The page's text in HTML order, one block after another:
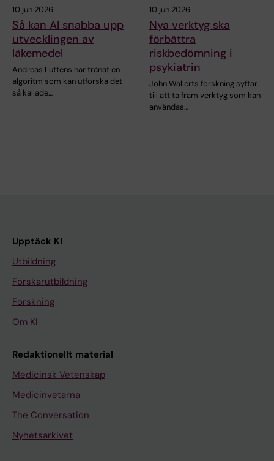
10 jun 2026
Så kan AI snabba upp
utvecklingen av
läkemedel
Andreas Luttens har tränat en
algoritm som kan utforska det
så kallade…
10 jun 2026
Nya verktyg ska
förbättra
riskbedömning i
psykiatrin
John Wallerts forskning syftar
till att ta fram verktyg som kan
användas…
Upptäck KI
Utbildning
Forskarutbildning
Forskning
Om KI
Redaktionellt material
Medicinsk Vetenskap
Medicinvetarna
The Conversation
Nyhetsarkivet